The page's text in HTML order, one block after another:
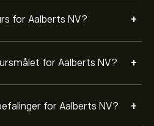
for Aalberts NV? +
for Aalberts NV? +
for Aalberts NV? +